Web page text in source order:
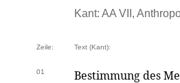
Kant: AA VII,
Zeile: Text (Kant):
01 Bestimmung des